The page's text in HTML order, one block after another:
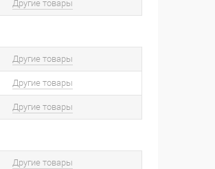
Другие товары
Другие товары
Другие товары
Другие товары
Другие товары